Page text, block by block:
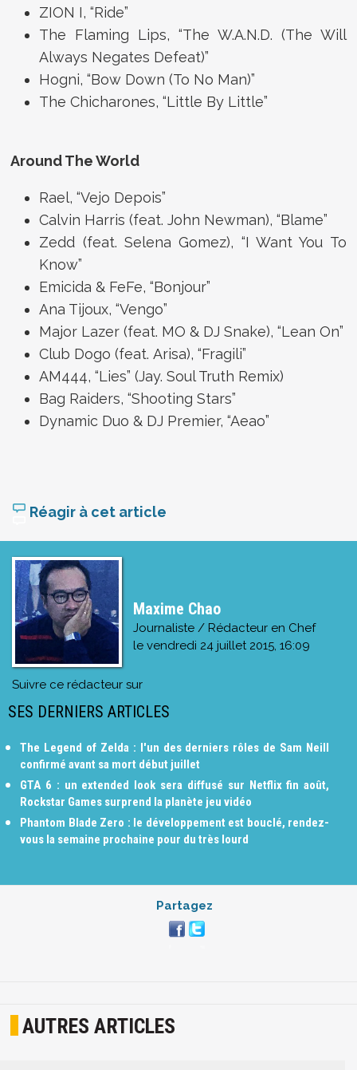
ZION I, “Ride”
The Flaming Lips, “The W.A.N.D. (The Will
Always Negates Defeat)”
Hogni, “Bow Down (To No Man)”
The Chicharones, “Little By Little”
Around The World
Rael, “Vejo Depois”
Calvin Harris (feat. John Newman), “Blame”
Zedd (feat. Selena Gomez), “I Want You To
Know”
Emicida & FeFe, “Bonjour”
Ana Tijoux, “Vengo”
Major Lazer (feat. MO & DJ Snake), “Lean On”
Club Dogo (feat. Arisa), “Fragili”
AM444, “Lies” (Jay. Soul Truth Remix)
Bag Raiders, “Shooting Stars”
Dynamic Duo & DJ Premier, “Aeao”
Réagir à cet article
Maxime Chao
Journaliste / Rédacteur en Chef
le vendredi 24 juillet 2015, 16:09
Suivre ce rédacteur sur
SES DERNIERS ARTICLES
The Legend of Zelda : l'un des derniers rôles de Sam Neill
confirmé avant sa mort début juillet
GTA 6 : un extended look sera diffusé sur Netflix fin août,
Rockstar Games surprend la planète jeu vidéo
Phantom Blade Zero : le développement est bouclé, rendez-
vous la semaine prochaine pour du très lourd
Partagez
AUTRES ARTICLES